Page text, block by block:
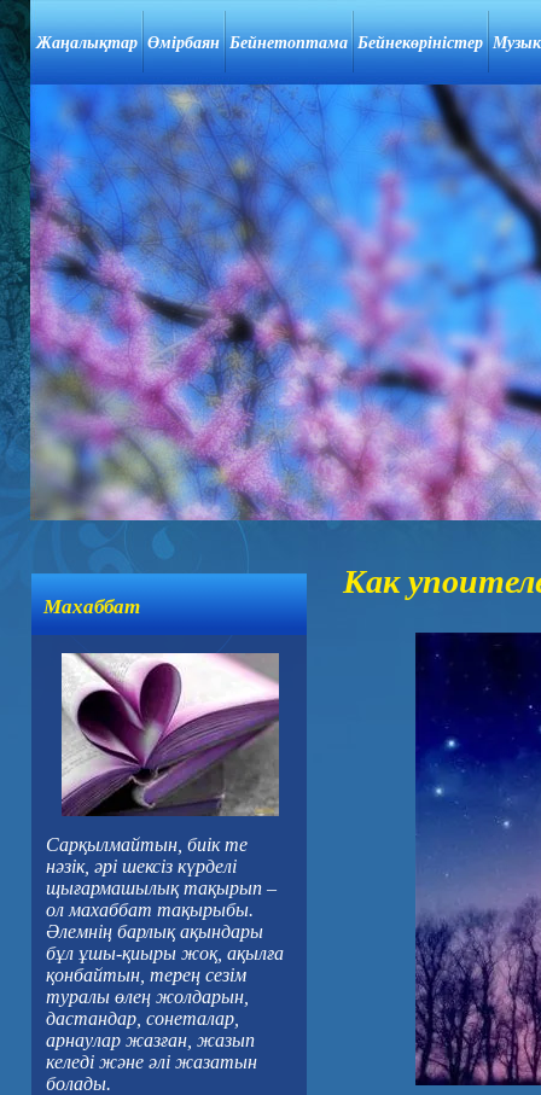
Жаңалықтар Өмірбаян Бейнетоптама Бейнекөріністер
Махаббат
Сарқылмайтын, биік те
нәзік, әрі шексіз күрделі
щығармашылық тақырып –
ол махаббат тақырыбы.
Әлемнің барлық ақындары
бұл ұшы-қиыры жоқ, ақылға
қонбайтын, терең сезім
туралы өлең жолдарын,
дастандар, сонеталар,
арнаулар жазған, жазып
келеді және әлі жазатын
болады.
Как